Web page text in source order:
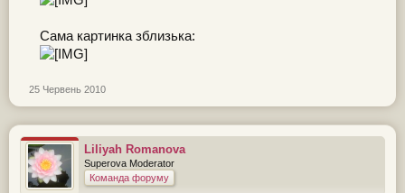
Сама картинка зблизька:
25 Червень 2010
Liliyah Romanova
Superova Moderator
Команда форуму